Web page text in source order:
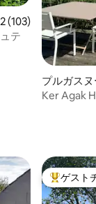
ー103件、5つ星
(103)
テ
プルガス
Ker Agak
大好評の
ゲスト